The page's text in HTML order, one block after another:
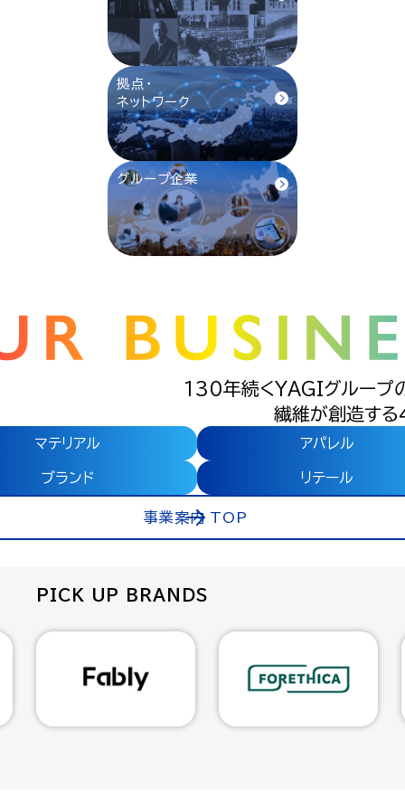
拠点・
ネットワーク
グループ企業
130年続くYAGIグループ
繊維が創造する
マテリアル アパレル
ブランド リテール
事業案内 TOP
PICK UP BRANDS